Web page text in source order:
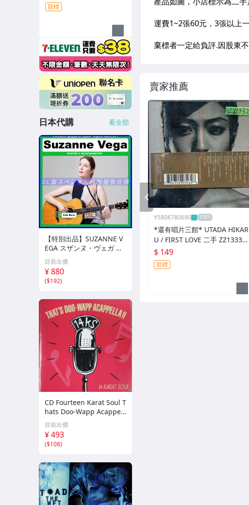
賣家推薦
Y5806780690
*還有唱片三館* UTADA HIKAR
U / FIRST LOVE 二手 ZZ1333
(需競標)
$ 149
競標
PREV
競標
日本代購 看全部
【特別出品】SUZANNE V
EGA スザンヌ・ヴェガ 精
選集 100歌 音楽DL(MP3C
D)☆
目前出價
¥ 880
($192)
CD Fourteen Karat Soul T
hats Doo-Wapp Acappell
a PCCY00374 Canyon Int
ernational /00110
目前出價
¥ 493
($108)